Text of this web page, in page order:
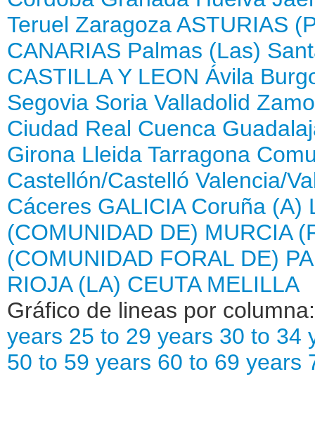
Teruel ZaragozaASTURIAS
CANARIAS Palmas (Las)
CASTILLA Y LEON Ávila
Segovia Soria Valladolid
Ciudad Real Cuenca
Girona Lleida Tarragona
Castellón/Castelló Valencia/
Cáceres GALICIA Coruña (A)
(COMUNIDAD DE) MURCIA
(COMUNIDAD FORAL DE)
RIOJA (LA) CEUTA MELILLA
Gráfico de lineas por
years 25 to 29 years 30 to 34
50 to 59 years 60 to 69 years